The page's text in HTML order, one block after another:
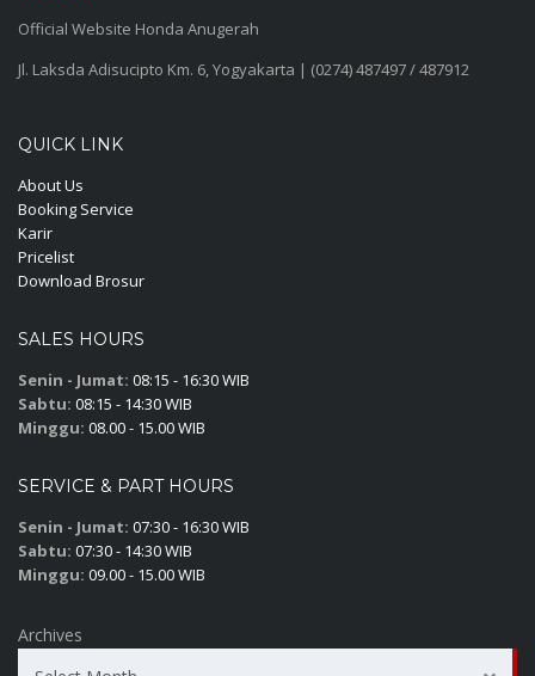
Official Website Honda Anugerah
Jl. Laksda Adisucipto Km. 6, Yogyakarta | (0274) 487497 / 487912
QUICK LINK
About Us
Booking Service
Karir
Pricelist
Download Brosur
SALES HOURS
Senin - Jumat: 08:15 - 16:30 WIB
Sabtu: 08:15 - 14:30 WIB
Minggu: 08.00 - 15.00 WIB
SERVICE & PART HOURS
Senin - Jumat: 07:30 - 16:30 WIB
Sabtu: 07:30 - 14:30 WIB
Minggu: 09.00 - 15.00 WIB
Archives